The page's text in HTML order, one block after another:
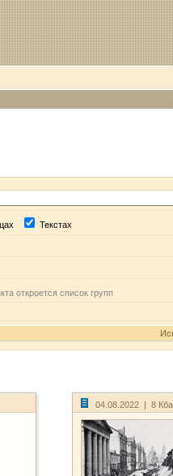
Текстах
откроется список групп
04.08.2022 | 8